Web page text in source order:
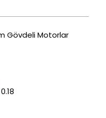
Gövdeli Motorlar
0.18